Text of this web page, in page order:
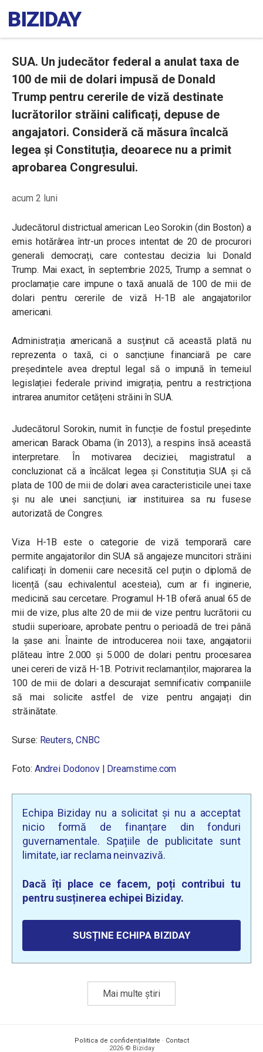
SUA. Un judecător federal a anulat taxa de
100 de mii de dolari impusă de Donald
Trump pentru cererile de viză destinate
lucrătorilor străini calificați, depuse de
angajatori. Consideră că măsura încalcă
legea și Constituția, deoarece nu a primit
aprobarea Congresului.
acum 2 luni
Judecătorul districtual american Leo Sorokin (din Boston) a
emis hotărârea într-un proces intentat de 20 de procurori
generali democrați, care contestau decizia lui Donald
Trump. Mai exact, în septembrie 2025, Trump a semnat o
proclamație care impune o taxă anuală de 100 de mii de
dolari pentru cererile de viză H-1B ale angajatorilor
americani.
Administrația americană a susținut că această plată nu
reprezenta o taxă, ci o sancțiune financiară pe care
președintele avea dreptul legal să o impună în temeiul
legislației federale privind imigrația, pentru a restricționa
intrarea anumitor cetățeni străini în SUA.
Judecătorul Sorokin, numit în funcție de fostul președinte
american Barack Obama (în 2013), a respins însă această
interpretare. În motivarea deciziei, magistratul a
concluzionat că a încălcat legea și Constituția SUA și că
plata de 100 de mii de dolari avea caracteristicile unei taxe
și nu ale unei sancțiuni, iar instituirea sa nu fusese
autorizată de Congres.
Viza H-1B este o categorie de viză temporară care
permite angajatorilor din SUA să angajeze muncitori străini
calificați în domenii care necesită cel puțin o diplomă de
licență (sau echivalentul acesteia), cum ar fi inginerie,
medicină sau cercetare. Programul H-1B oferă anual 65 de
mii de vize, plus alte 20 de mii de vize pentru lucrătorii cu
studii superioare, aprobate pentru o perioadă de trei până
la șase ani. Înainte de introducerea noii taxe, angajatorii
plăteau între 2.000 și 5.000 de dolari pentru procesarea
unei cereri de viză H-1B. Potrivit reclamanților, majorarea la
100 de mii de dolari a descurajat semnificativ companiile
să mai solicite astfel de vize pentru angajați din
străinătate.
Surse: Reuters, CNBC
Foto: Andrei Dodonov| Dreamstime.com
Echipa Biziday nu a solicitat și nu a acceptat
nicio formă de finanțare din fonduri
guvernamentale. Spațiile de publicitate sunt
limitate, iar reclama neinvazivă.
Dacă îți place ce facem, poți contribui tu
pentru susținerea echipei Biziday.
SUSȚINE ECHIPA BIZIDAY
Mai multe știri
Politica de confidențialitate · Contact
2026 © Biziday